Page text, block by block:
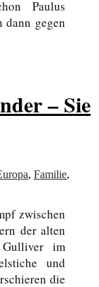
Paulus
dann gegen
– Sie
, Familie,
zwischen
der alten
im
und
die